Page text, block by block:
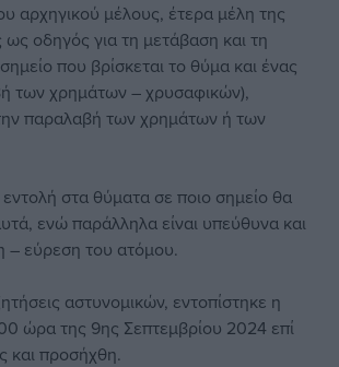
αρχηγικού μέλους, έτερα μέλη της
ως οδηγός για τη μετάβαση και τη
που βρίσκεται το θύμα και ένας
των χρημάτων – χρυσαφικών),
παραλαβή των χρημάτων ή των
στα θύματα σε ποιο σημείο θα
ενώ παράλληλα είναι υπεύθυνα και
– εύρεση του ατόμου.
αστυνομικών, εντοπίστηκε η
ώρα της 9ης Σεπτεμβρίου 2024 επί
και προσήχθη.